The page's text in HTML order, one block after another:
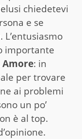
chiedetevi
e se
importante
Amore: in
per trovare
ai problemi
un po’
è al top.